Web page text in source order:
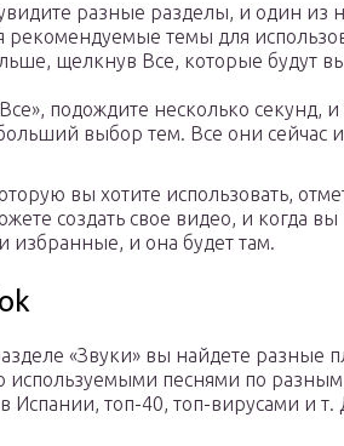
разные разделы, и один из
рекомендуемые темы для
щелкнув Все, которые будут
подождите несколько секунд,
выбор тем. Все они сейчас
вы хотите использовать,
создать свое видео, и когда
избранные, и она будет там.
«Звуки» вы найдете разные
используемыми песнями по
в Испании, топ-40, топ-вирусами и т.